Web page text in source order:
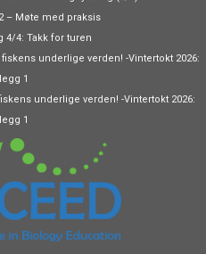
– Møte med praksis
4/4: Takk for turen
underlige verden! -Vintertokt 2026:
1
underlige verden! -Vintertokt 2026:
1